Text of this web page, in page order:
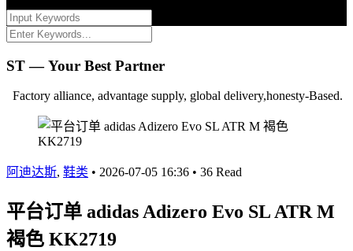
ST — Your Best Partner
Factory alliance, advantage supply, global delivery,honesty-Based.
阿迪达斯, 鞋类 • 2026-07-05 16:36 • 36 Read
平台订单 adidas Adizero Evo SL ATR M
褐色 KK2719